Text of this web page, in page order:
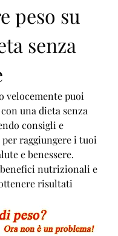
peso su
senza
velocemente puoi
una dieta senza
consigli e
raggiungere i tuoi
e benessere.
nutrizionali e
risultati